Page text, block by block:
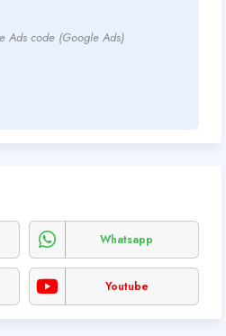
Ads code (Google Ads)
Whatsapp
Youtube